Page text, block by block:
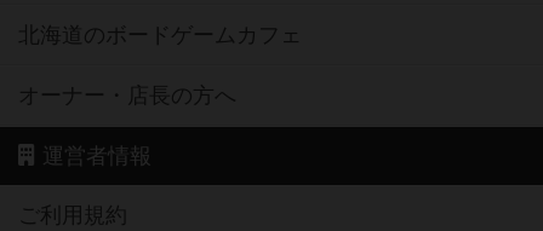
北海道のボードゲームカフェ
オーナー・店長の方へ
運営者情報
ご利用規約